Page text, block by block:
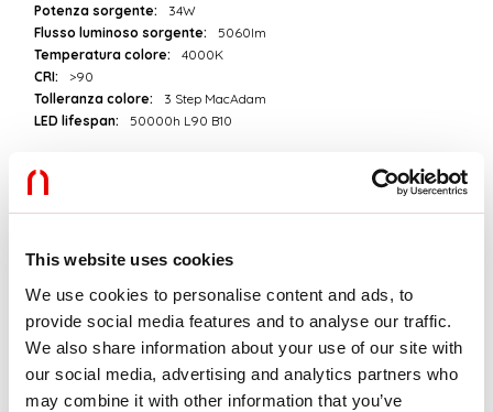
This website uses cookies
We use cookies to personalise content and ads, to
provide social media features and to analyse our traffic.
We also share information about your use of our site with
our social media, advertising and analytics partners who
may combine it with other information that you’ve
Potenza sorgente:
34W
Flusso luminoso sorgente:
5060lm
Temperatura colore:
4000K
CRI:
>90
Tolleranza colore:
3 Step MacAdam
LED lifespan:
50000h L90 B10
Download
FOTOMETRIE
ESTRATTO CATALOGO